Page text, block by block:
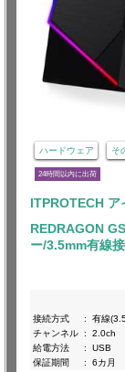
ハードウェア そ
24時間以内に出荷
ITPROTECH ア
REDRAGON
ー/3.5mm有線
接続方式
:
有線
チャンネル :
2.0ch
給電方法
:
USB
保証期間
: 6カ月